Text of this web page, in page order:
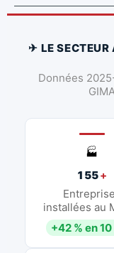
✈ LE SECTEUR
Données
🏭
155+
installées au
+42 % en